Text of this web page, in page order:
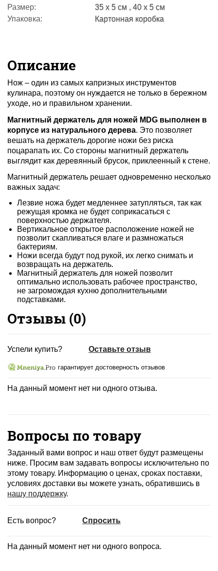
Размер:
35 x 5 см , 40 х 5 см
Упаковка:
Картонная коробка
Описание
Нож – один из самых капризных инструментов
кулинара, поэтому он нуждается не только в бережном
уходе, но и правильном хранении.
Магнитный держатель для ножей MDG выполнен в
корпусе из натурального дерева. Это позволяет
вешать на держатель дорогие ножи без риска
поцарапать их. Со стороны магнитный держатель
выглядит как деревянный брусок, приклеенный к стене.
Магнитный держатель решает одновременно несколько
важных задач:
Лезвие ножа будет медленнее затупляться, так как
режущая кромка не будет соприкасаться с
поверхностью держателя.
Вертикальное открытое расположение ножей не
позволит скапливаться влаге и размножаться
бактериям.
Ножи всегда будут под рукой, их легко снимать и
возвращать на держатель.
Магнитный держатель для ножей позволит
оптимально использовать рабочее пространство,
не загромождая кухню дополнительными
подставками.
Отзывы (0)
Успели купить? Оставьте отзыв
гарантирует достоверность отзывов
На данный момент нет ни одного отзыва.
Вопросы по товару
Заданный вами вопрос и наш ответ будут размещены
ниже. Просим вам задавать вопросы исключительно по
этому товару. Информацию о ценах, сроках поставки,
условиях доставки вы можете узнать, обратившись в
нашу поддержку.
Есть вопрос? Спросить
На данный момент нет ни одного вопроса.